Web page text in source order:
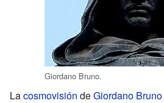
Giordano Bruno.
Lacosmovisión deGiordano Bruno